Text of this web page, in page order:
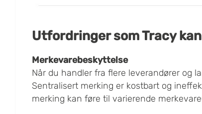
Utfordringer som Tracy
Merkevarebeskyttelse
Når du handler fra flere leverandører og
Sentralisert merking er kostbart og
merking kan føre til varierende